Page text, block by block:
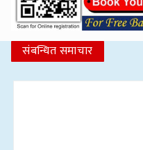
संबन्धित समाचार